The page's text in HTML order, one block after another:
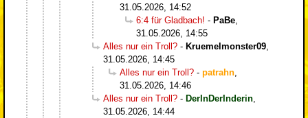
31.05.2026, 14:52
6:4 für Gladbach! - PaBe
31.05.2026, 14:55
Alles nur ein Troll? - Kruemelmonster09
31.05.2026, 14:45
Alles nur ein Troll? - patrahn
31.05.2026, 14:46
Alles nur ein Troll? - DerInDerInderin
31.05.2026, 14:44